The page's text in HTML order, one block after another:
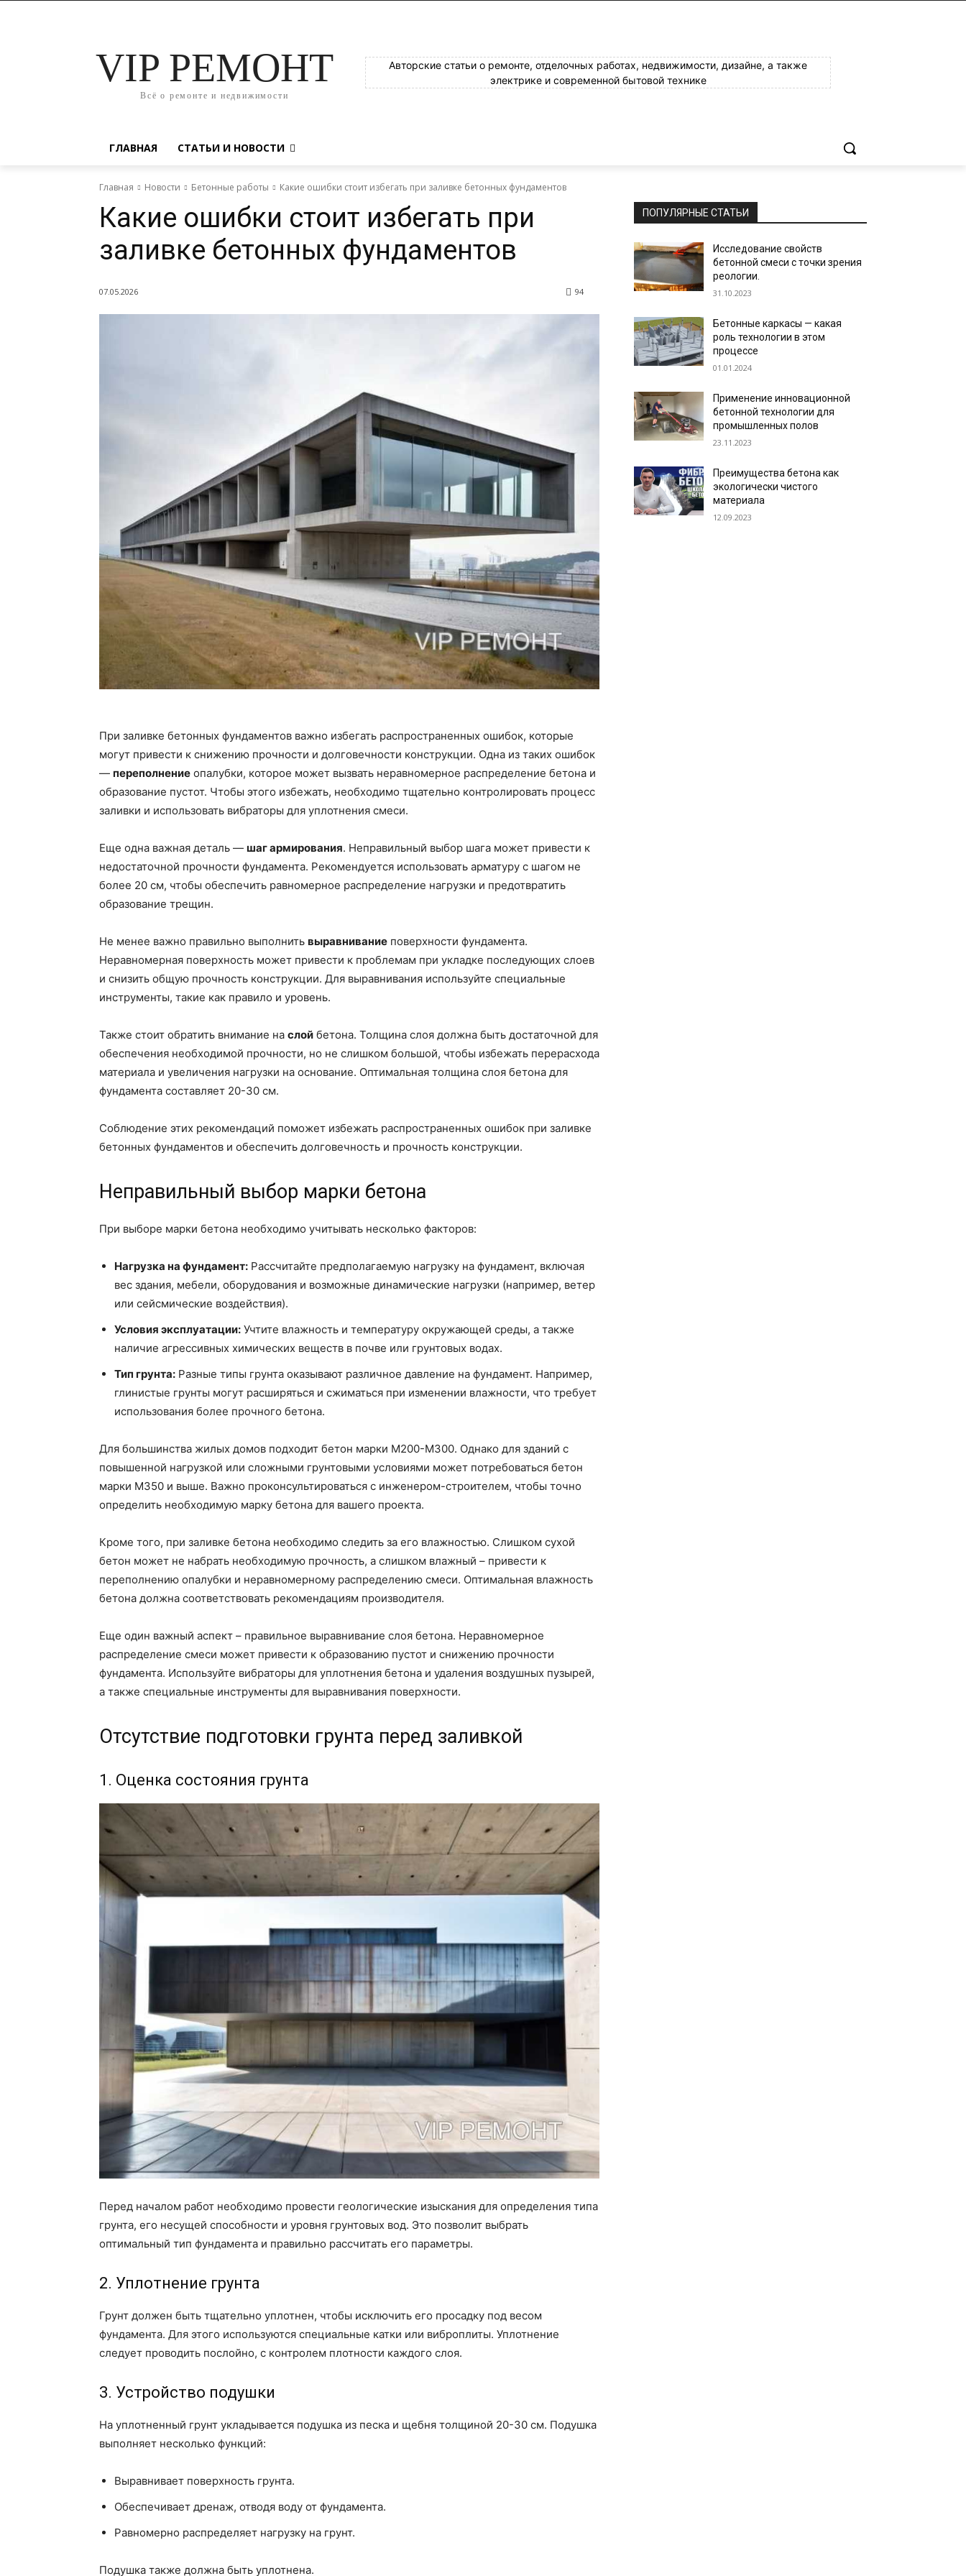
VIP РЕМОНТ
Всё о ремонте и недвижимости
Авторские статьи о ремонте, отделочных работах, недвижимости, дизайне, а также
электрике и современной бытовой технике
ГЛАВНАЯ СТАТЬИ И НОВОСТИ
Главная Новости Бетонные работы Какие ошибки стоит избегать при заливке бетонных фундаментов
Какие ошибки стоит избегать при
заливке бетонных фундаментов
07.05.2026 94
При заливке бетонных фундаментов важно избегать распространенных ошибок, которые
могут привести к снижению прочности и долговечности конструкции. Одна из таких ошибок
— переполнение опалубки, которое может вызвать неравномерное распределение бетона и
образование пустот. Чтобы этого избежать, необходимо тщательно контролировать процесс
заливки и использовать вибраторы для уплотнения смеси.
Еще одна важная деталь — шаг армирования. Неправильный выбор шага может привести к
недостаточной прочности фундамента. Рекомендуется использовать арматуру с шагом не
более 20 см, чтобы обеспечить равномерное распределение нагрузки и предотвратить
образование трещин.
Не менее важно правильно выполнить выравнивание поверхности фундамента.
Неравномерная поверхность может привести к проблемам при укладке последующих слоев
и снизить общую прочность конструкции. Для выравнивания используйте специальные
инструменты, такие как правило и уровень.
Также стоит обратить внимание на слой бетона. Толщина слоя должна быть достаточной для
обеспечения необходимой прочности, но не слишком большой, чтобы избежать перерасхода
материала и увеличения нагрузки на основание. Оптимальная толщина слоя бетона для
фундамента составляет 20-30 см.
Соблюдение этих рекомендаций поможет избежать распространенных ошибок при заливке
бетонных фундаментов и обеспечить долговечность и прочность конструкции.
Неправильный выбор марки бетона
При выборе марки бетона необходимо учитывать несколько факторов:
Нагрузка на фундамент: Рассчитайте предполагаемую нагрузку на фундамент, включая
вес здания, мебели, оборудования и возможные динамические нагрузки (например, ветер
или сейсмические воздействия).
Условия эксплуатации: Учтите влажность и температуру окружающей среды, а также
наличие агрессивных химических веществ в почве или грунтовых водах.
Тип грунта: Разные типы грунта оказывают различное давление на фундамент. Например,
глинистые грунты могут расширяться и сжиматься при изменении влажности, что требует
использования более прочного бетона.
Для большинства жилых домов подходит бетон марки М200-М300. Однако для зданий с
повышенной нагрузкой или сложными грунтовыми условиями может потребоваться бетон
марки М350 и выше. Важно проконсультироваться с инженером-строителем, чтобы точно
определить необходимую марку бетона для вашего проекта.
Кроме того, при заливке бетона необходимо следить за его влажностью. Слишком сухой
бетон может не набрать необходимую прочность, а слишком влажный – привести к
переполнению опалубки и неравномерному распределению смеси. Оптимальная влажность
бетона должна соответствовать рекомендациям производителя.
Еще один важный аспект – правильное выравнивание слоя бетона. Неравномерное
распределение смеси может привести к образованию пустот и снижению прочности
фундамента. Используйте вибраторы для уплотнения бетона и удаления воздушных пузырей,
а также специальные инструменты для выравнивания поверхности.
Отсутствие подготовки грунта перед заливкой
1. Оценка состояния грунта
Перед началом работ необходимо провести геологические изыскания для определения типа
грунта, его несущей способности и уровня грунтовых вод. Это позволит выбрать
оптимальный тип фундамента и правильно рассчитать его параметры.
2. Уплотнение грунта
Грунт должен быть тщательно уплотнен, чтобы исключить его просадку под весом
фундамента. Для этого используются специальные катки или виброплиты. Уплотнение
следует проводить послойно, с контролем плотности каждого слоя.
3. Устройство подушки
На уплотненный грунт укладывается подушка из песка и щебня толщиной 20-30 см. Подушка
выполняет несколько функций:
Выравнивает поверхность грунта.
Обеспечивает дренаж, отводя воду от фундамента.
Равномерно распределяет нагрузку на грунт.
Подушка также должна быть уплотнена.
ПОПУЛЯРНЫЕ СТАТЬИ
Исследование свойств
бетонной смеси с точки зрения
реологии.
31.10.2023
Бетонные каркасы — какая
роль технологии в этом
процессе
01.01.2024
Применение инновационной
бетонной технологии для
промышленных полов
23.11.2023
Преимущества бетона как
экологически чистого
материала
12.09.2023